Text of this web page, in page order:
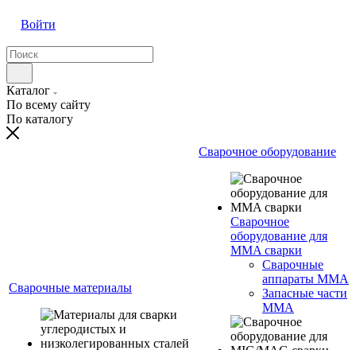
Войти
Каталог
По всему сайту
По каталогу
Сварочные материалы
Сварочное оборудование
Сварочное
оборудование для
MMA сварки
Сварочные
аппараты MMA
Запасные части
MMA